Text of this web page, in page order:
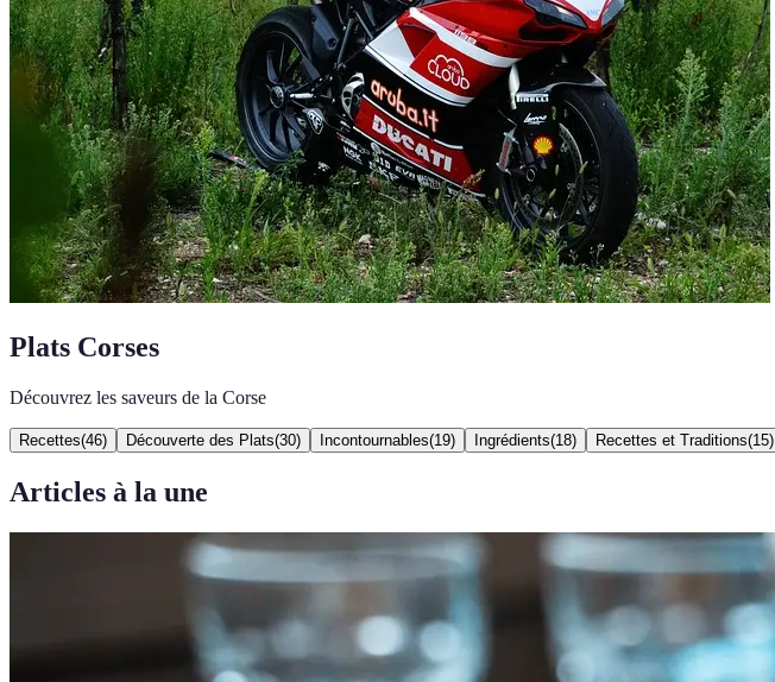
Plats Corses
Découvrez les saveurs de la Corse
Recettes(46) Découverte des Plats(30) Incontournables(19) Ingrédients(18) Recettes et Traditions(15)
Articles à la une